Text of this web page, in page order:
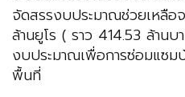
จัดสรรงบประมาณช่วยเหลือ
ล้านยูโร ( ราว 414.53 ล้าน
งบประมาณเพื่อการซ่อมแซม
พื้นที่